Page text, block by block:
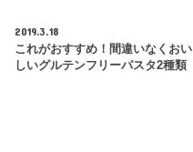
2019.3.18
これがおすすめ！間違いなくおい
しいグルテンフリーパスタ2種類